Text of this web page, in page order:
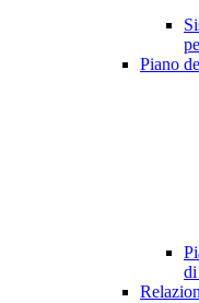
Piano
di